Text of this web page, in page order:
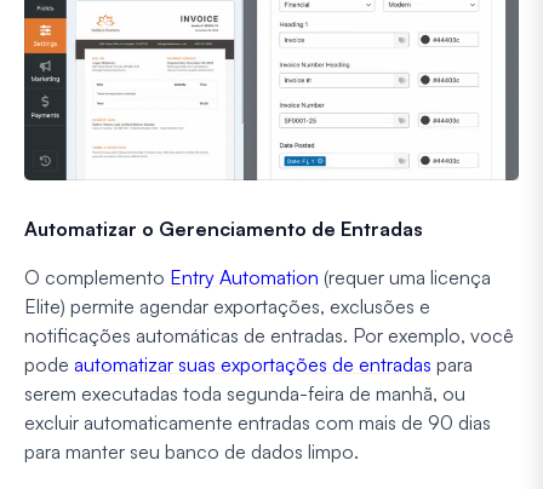
Automatizar o Gerenciamento de Entradas
O complemento Entry Automation (requer uma licença
Elite) permite agendar exportações, exclusões e
notificações automáticas de entradas. Por exemplo, você
pode automatizar suas exportações de entradas para
serem executadas toda segunda-feira de manhã, ou
excluir automaticamente entradas com mais de 90 dias
para manter seu banco de dados limpo.